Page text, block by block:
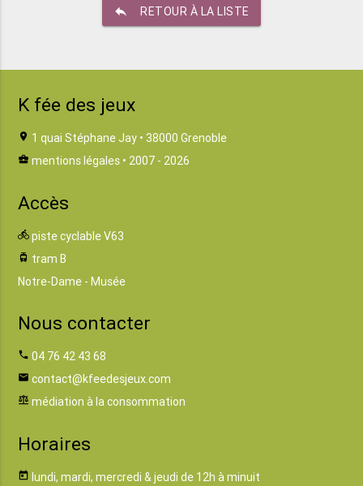
reply RETOUR À LA LISTE
K fée des jeux
location_on 1 quai Stéphane Jay • 38000 Grenoble
business_center mentions légales • 2007 - 2026
Accès
directions_bike piste cyclable V63
tram tram B
Notre-Dame - Musée
Nous contacter
phone 04 76 42 43 68
email contact@kfeedesjeux.com
balance médiation à la consommation
Horaires
today lundi, mardi, mercredi & jeudi de 12h à minuit